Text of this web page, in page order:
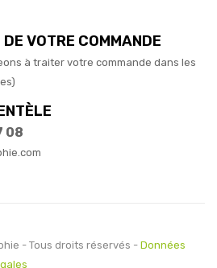
VOTRE COMMANDE
à traiter votre commande dans les
08
- Tous droits réservés - Données